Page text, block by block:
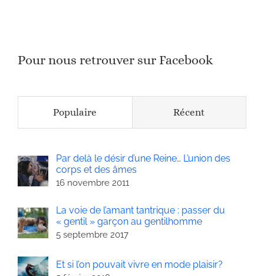
Pour nous retrouver sur Facebook
Populaire Récent
Par delà le désir d’une Reine… L’union des
corps et des âmes
16 novembre 2011
La voie de l’amant tantrique : passer du
« gentil » garçon au gentilhomme
5 septembre 2017
Et si l’on pouvait vivre en mode plaisir?